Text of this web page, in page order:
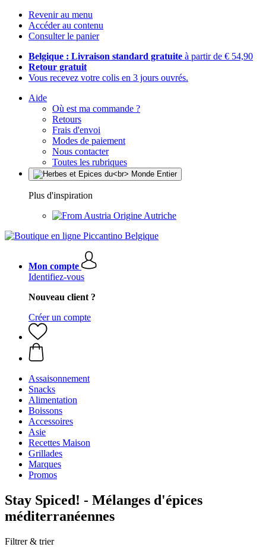
Revenir au menu
Accéder au contenu
Consulter le panier
Belgique : Livraison standard gratuite à partir de € 54,90
Retour gratuit
Vous recevez votre colis en 3 jours ouvrés.
Aide
Où est ma commande ?
Retours
Frais d'envoi
Modes de paiement
Nous contacter
Toutes les rubriques
Plus d'inspiration
Origine Autriche
Mon compte
Identifiez-vous
Nouveau client ?
Créer un compte
Assaisonnement
Snacks
Alimentation
Boissons
Accessoires
Asie
Recettes Maison
Grillades
Marques
Promos
Stay Spiced! - Mélanges d'épices
méditerranéennes
Filtrer & trier